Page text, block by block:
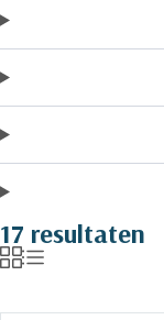
17 resultaten